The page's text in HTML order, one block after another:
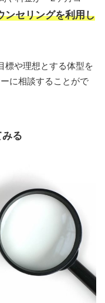
ンセリングを利用し
標や理想とする体型を
に相談することがで
る